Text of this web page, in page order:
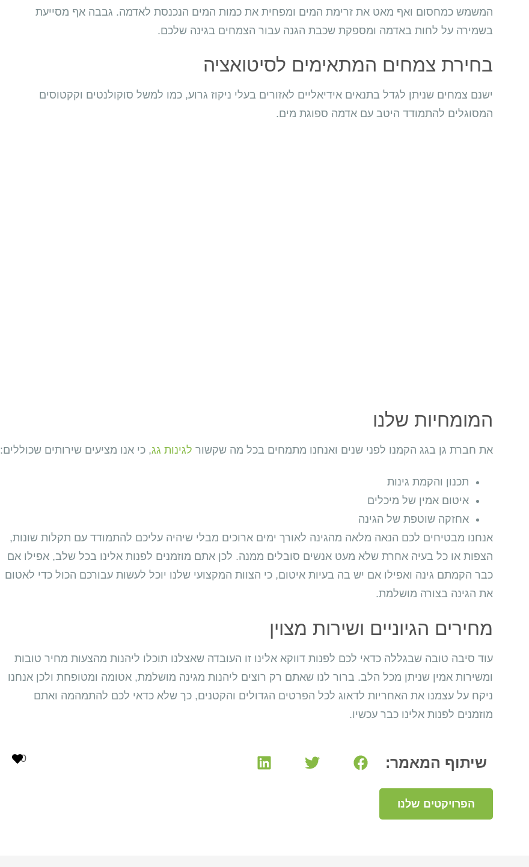
המשמש כמחסום ואף מאט את זרימת המים ומפחית את כמות המים הנכנסת לאדמה. גבבה אף מסייעת
בשמירה על לחות באדמה ומספקת שכבת הגנה עבור הצמחים בגינה שלכם.
בחירת צמחים המתאימים לסיטואציה
ישנם צמחים שניתן לגדל בתנאים אידיאליים לאזורים בעלי ניקוז גרוע, כמו למשל סוקולנטים וקקטוסים
המסוגלים להתמודד היטב עם אדמה ספוגת מים.
המומחיות שלנו
את חברת גן בגג הקמנו לפני שנים ואנחנו מתמחים בכל מה שקשור לגינות גג, כי אנו מציעים שירותים שכוללים:
תכנון והקמת גינות
איטום אמין של מיכלים
אחזקה שוטפת של הגינה
אנחנו מבטיחים לכם הנאה מלאה מהגינה לאורך ימים ארוכים מבלי שיהיה עליכם להתמודד עם תקלות שונות,
הצפות או כל בעיה אחרת שלא מעט אנשים סובלים ממנה. לכן אתם מוזמנים לפנות אלינו בכל שלב, אפילו אם
כבר הקמתם גינה ואפילו אם יש בה בעיות איטום, כי הצוות המקצועי שלנו יוכל לעשות עבורכם הכול כדי לאטום
את הגינה בצורה מושלמת.
מחירים הגיוניים ושירות מצוין
עוד סיבה טובה שבגללה כדאי לכם לפנות דווקא אלינו זו העובדה שאצלנו תוכלו ליהנות מהצעות מחיר טובות
ומשירות אמין שניתן מכל הלב. ברור לנו שאתם רק רוצים ליהנות מגינה מושלמת, אטומה ומטופחת ולכן אנחנו
ניקח על עצמנו את האחריות לדאוג לכל הפרטים הגדולים והקטנים, כך שלא כדאי לכם להתמהמה ואתם
מוזמנים לפנות אלינו כבר עכשיו.
שיתוף המאמר: 0
הפרויקטים שלנו